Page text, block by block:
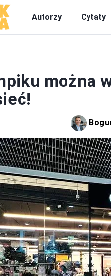
Autorzy Cytaty
można